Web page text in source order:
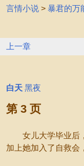
言情小说 > 暴君的万
上一章
白天 黑夜
第 3 页
女儿大学毕业后，
加上她加入了自救会